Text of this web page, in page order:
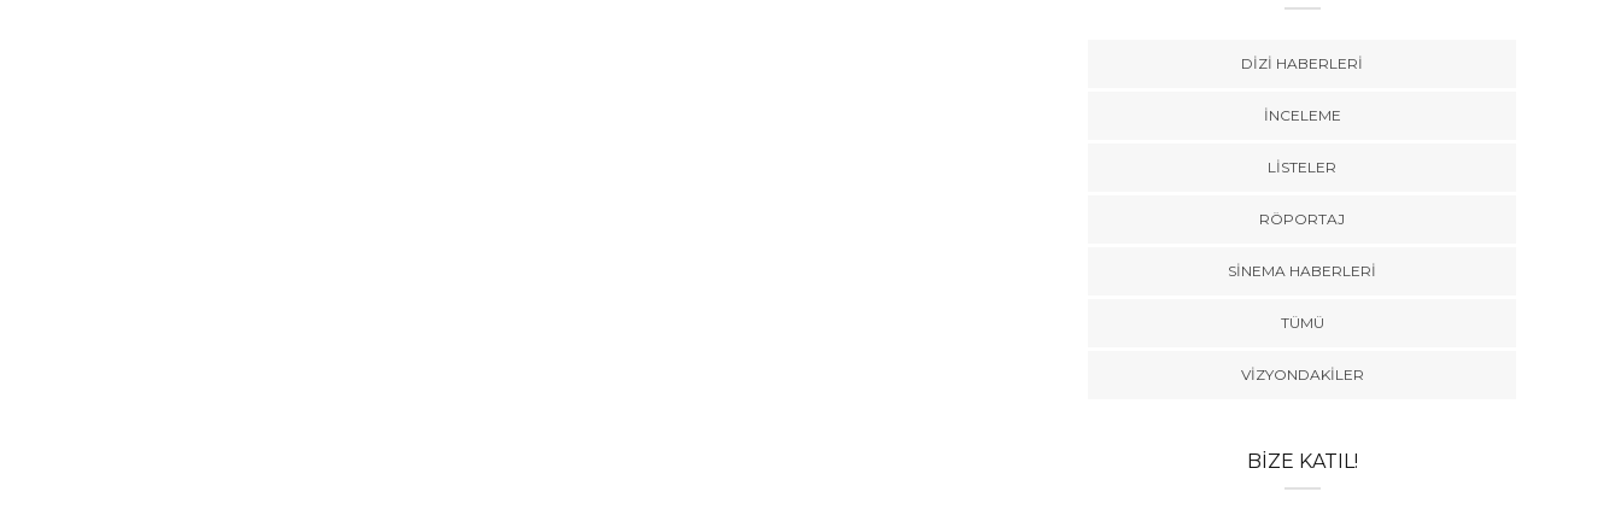
DIZI HABERLERI
İNCELEME
LISTELER
RÖPORTAJ
SINEMA HABERLERI
TÜMÜ
VIZYONDAKILER
BIZE KATIL!